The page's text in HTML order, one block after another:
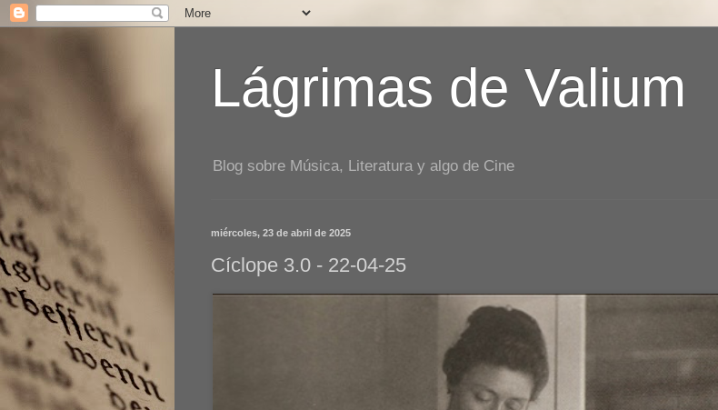
Lágrimas de Valium
Blog sobre Música, Literatura y algo de Cine
miércoles, 23 de abril de 2025
Cíclope 3.0 - 22-04-25